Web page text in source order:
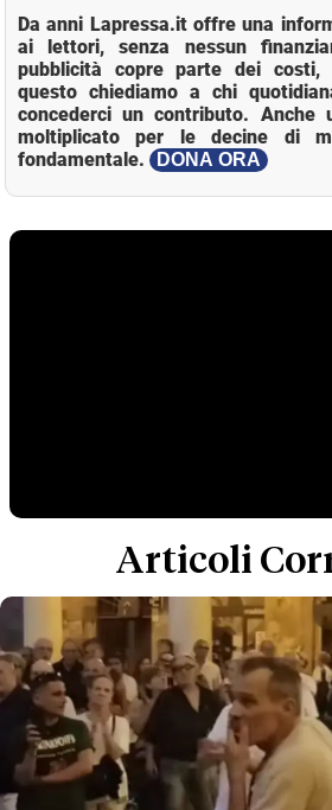
Da anni Lapressa.it offre una
ai lettori, senza nessun
pubblicità copre parte dei
questo chiediamo a chi
concederci un contributo. Anche
moltiplicato per le decine di
fondamentale.
DONA ORA
Articoli